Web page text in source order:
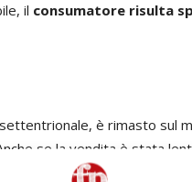
il consumatore risulta
è rimasto sul
Anche se la vendita è stata
orientamento della